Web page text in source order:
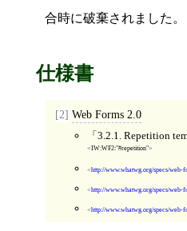
合時に破棄されました。
仕様書
[2] Web Forms 2.0
3.2.1. Repetition
IW:WF2:"#repetition"
http://www.whatwg.org/specs/web-
http://www.whatwg.org/specs/web-
http://www.whatwg.org/specs/web-